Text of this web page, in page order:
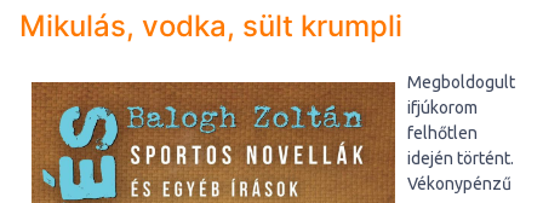
Mikulás, vodka, sült krumpli
Megboldogult
ifjúkorom
felhőtlen
idején történt.
Vékonypénzű